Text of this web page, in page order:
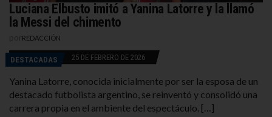
Luciana Elbusto imitó a Yanina Latorre y la llamó
la Messi del chimento
REDACCIÓN
DESTACADAS 25 DE FEBRERO DE 2026
Yanina Latorre, conocida inicialmente por ser la esposa de un
destacado futbolista argentino, se reinventó y consolidó una
carrera propia en el ambiente del espectáculo. […]